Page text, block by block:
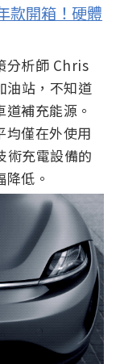
款開箱！硬體
分析師 Chris
油站，不知道
補充能源。
均僅在外使用
術充電設備的
低。